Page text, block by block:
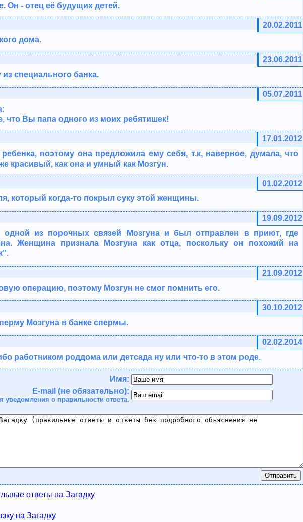
Он - отец её будущих детей.
20.02.2011
дома.
23.06.2011
специального банка.
05.07.2011
что Вы папа одного из моих ребятишек!
17.01.2012
поэтому она предложила ему себя, т.к, наверное, думала, что
красивый, как она и умный как Мозгун.
01.02.2012
который когда-то покрыл суку этой женщины.
19.09.2012
одной из порочных связей Мозгуна и был отправлен в приют, где
Женщина признала Мозгуна как отца, поскольку он похожий на
21.09.2012
операцию, поэтому Мозгун не смог помнить его.
30.10.2012
Мозгуна в банке спермы.
02.02.2014
работником роддома или детсада ну или что-то в этом роде.
Имя:
E-mail (не обязательно):
уведомления о правильности ответа.
ответы на Загадку
на Загадку